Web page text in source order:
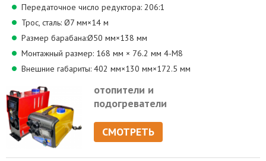
Передаточное число редуктора: 206:1
Трос, сталь: Ø7 мм×14 м
Размер барабана:Ø50 мм×138 мм
Монтажный размер: 168 мм × 76.2 мм 4-M8
Внешние габариты: 402 мм×130 мм×172.5 мм
отопители и
подогреватели
СМОТРЕТЬ